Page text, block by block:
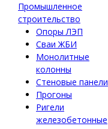
Промышленное
строительство
Опоры ЛЭП
Сваи ЖБИ
Монолитные
колонны
Стеновые панели
Прогоны
Ригели
железобетонные